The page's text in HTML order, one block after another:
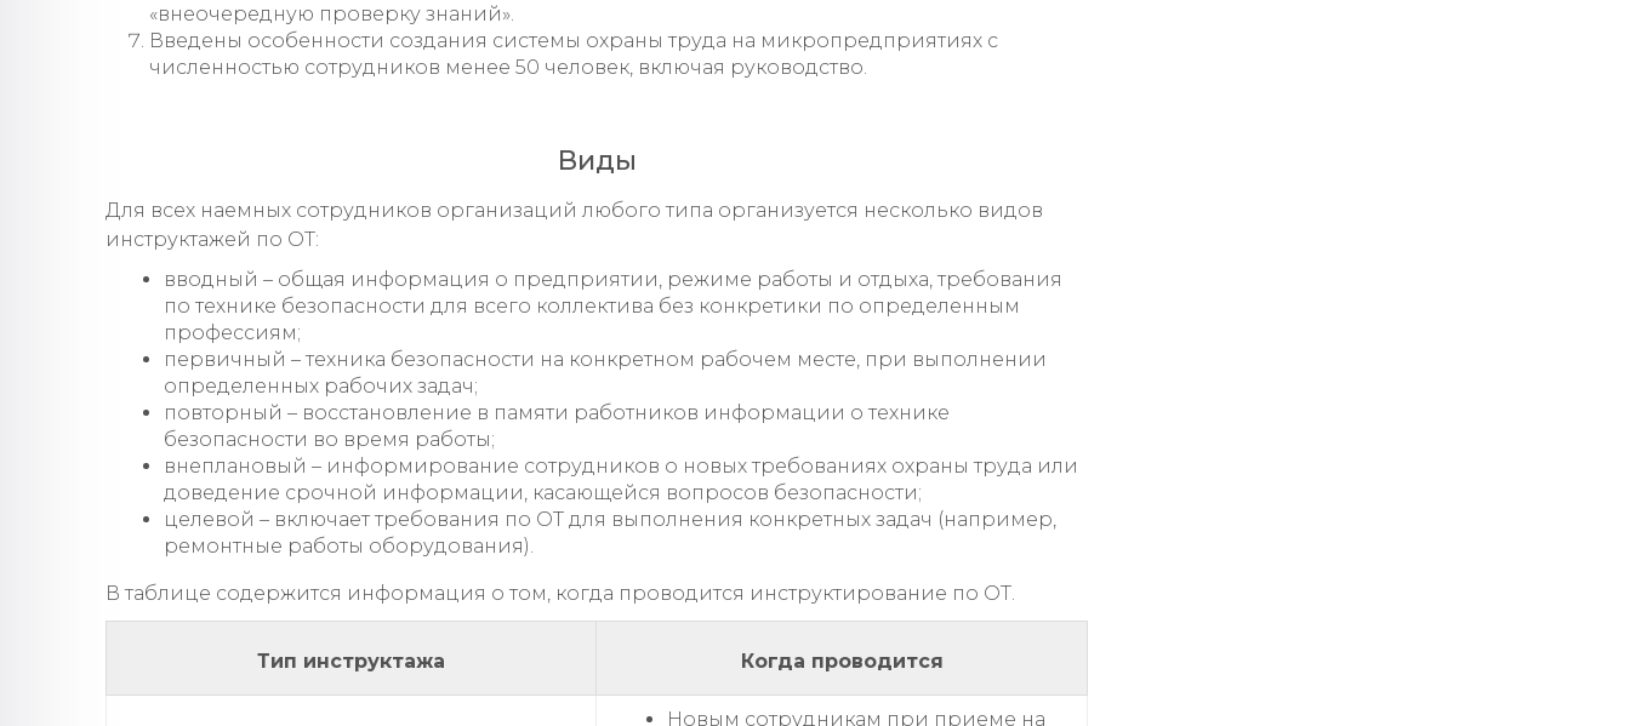
«внеочередную проверку знаний».
Введены особенности создания системы охраны труда на микропредприятиях с
численностью сотрудников менее 50 человек, включая руководство.
Виды
Для всех наемных сотрудников организаций любого типа организуется несколько видов
инструктажей по ОТ:
вводный – общая информация о предприятии, режиме работы и отдыха, требования
по технике безопасности для всего коллектива без конкретики по определенным
профессиям;
первичный – техника безопасности на конкретном рабочем месте, при выполнении
определенных рабочих задач;
повторный – восстановление в памяти работников информации о технике
безопасности во время работы;
внеплановый – информирование сотрудников о новых требованиях охраны труда или
доведение срочной информации, касающейся вопросов безопасности;
целевой – включает требования по ОТ для выполнения конкретных задач (например,
ремонтные работы оборудования).
В таблице содержится информация о том, когда проводится инструктирование по ОТ.
Тип инструктажа Когда проводится
Новым сотрудникам при приеме на